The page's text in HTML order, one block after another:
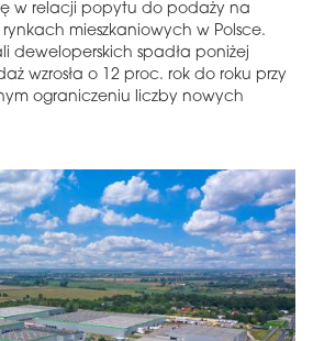
w relacji popytu do podaży na
mieszkaniowych w Polsce.
deweloperskich spadła poniżej
wzrosła o 12 proc. rok do roku przy
ograniczeniu liczby nowych